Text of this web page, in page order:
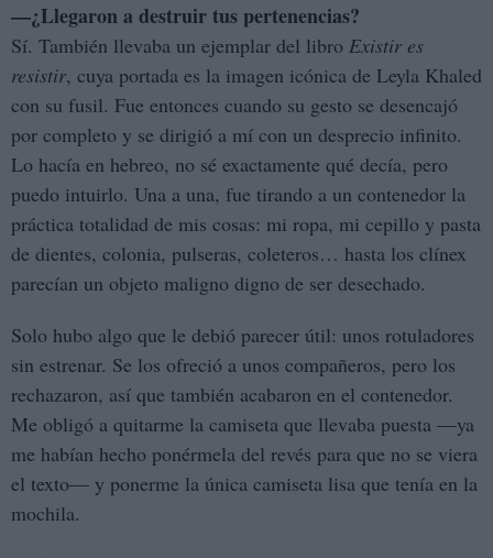
—¿Llegaron a destruir tus pertenencias?
Sí. También llevaba un ejemplar del libro Existir es
resistir, cuya portada es la imagen icónica de Leyla Khaled
con su fusil. Fue entonces cuando su gesto se desencajó
por completo y se dirigió a mí con un desprecio infinito.
Lo hacía en hebreo, no sé exactamente qué decía, pero
puedo intuirlo. Una a una, fue tirando a un contenedor la
práctica totalidad de mis cosas: mi ropa, mi cepillo y pasta
de dientes, colonia, pulseras, coleteros… hasta los clínex
parecían un objeto maligno digno de ser desechado.
Solo hubo algo que le debió parecer útil: unos rotuladores
sin estrenar. Se los ofreció a unos compañeros, pero los
rechazaron, así que también acabaron en el contenedor.
Me obligó a quitarme la camiseta que llevaba puesta —ya
me habían hecho ponérmela del revés para que no se viera
el texto— y ponerme la única camiseta lisa que tenía en la
mochila.